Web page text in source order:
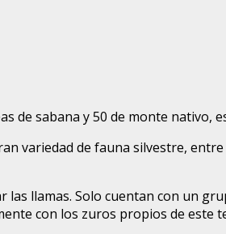
de sabana y 50 de monte nativo,
variedad de fauna silvestre,
llamas. Solo cuentan con un
con los zuros propios de este